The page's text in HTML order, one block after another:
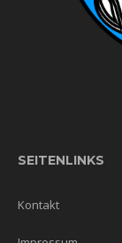
SEITENLINKS
Kontakt